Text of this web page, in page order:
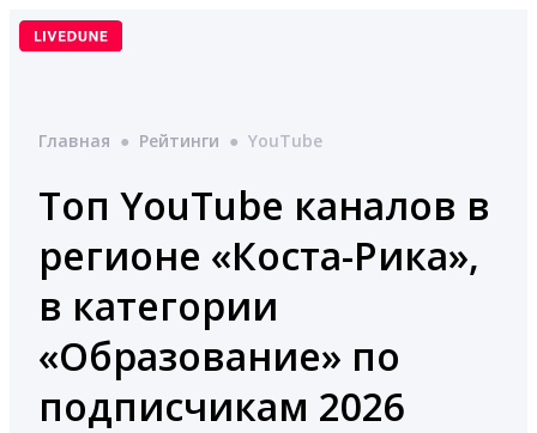
Перейти
Главная ● Рейтинги ● YouTube
Топ YouTube каналов в
регионе «Коста-Рика»,
в категории
«Образование» по
подписчикам 2026